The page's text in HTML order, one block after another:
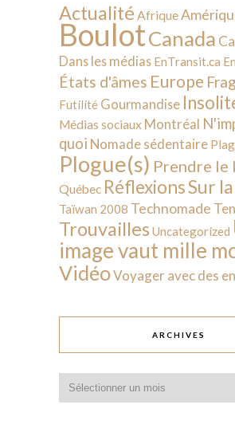
Actualité Afrique
BoulotCanada
Dans les médias EnTransit.ca
États d'âmes Europe
Futilité Gourmandise
Médias sociaux Montréal
quoi Nomade sédentaire
Plogue(s) Prendre le
Québec RéflexionsSur
Taïwan 2008 Technomade
Trouvailles Uncategorized
image vaut mille
VidéoVoyager avec des
ARCHIVES